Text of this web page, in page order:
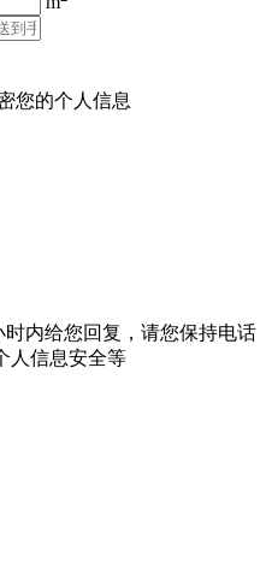
您的个人信息
内给您回复，请您保持电话
人信息安全等